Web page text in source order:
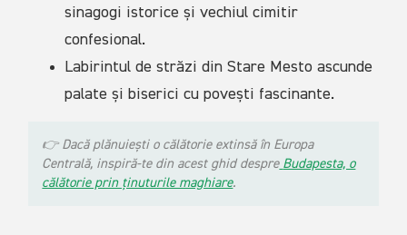
sinagogi istorice și vechiul cimitir
confesional.
Labirintul de străzi din Stare Mesto ascunde
palate și biserici cu povești fascinante.
👉Dacă plănuiești o călătorie extinsă în Europa
Centrală, inspiră-te din acest ghid despre Budapesta, o
călătorie prin ținuturile maghiare.